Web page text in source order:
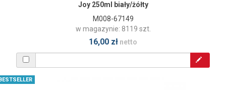
Joy 250ml biały/żółty
M008-67149
w magazynie: 8119 szt.
16,00 zł netto